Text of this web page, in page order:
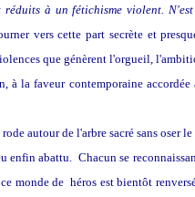
à un fétichisme violent. N'est
vers cette part secrète et
que génèrent l'orgueil,
à la faveur contemporaine
autour de l'arbre sacré sans oser
enfin abattu. Chacun se
monde de héros est bientôt